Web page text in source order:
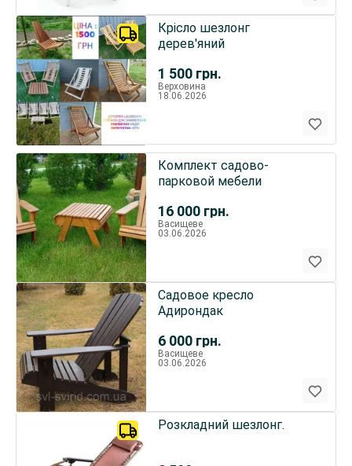
1 500 грн.
Крісло шезлонг
дерев'яний
Верховина
18.06.2026
16 000 грн.
Комплект садово-
парковой мебели
Васищеве
03.06.2026
6 000 грн.
Садовое кресло
Адирондак
Васищеве
03.06.2026
Розкладний шезлонг.